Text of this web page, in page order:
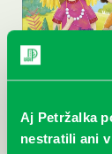
Aj Petržalka
nestratili ani